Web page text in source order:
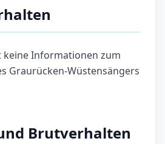
keine Informationen zum
Graurücken-Wüstensängers
Brutverhalten